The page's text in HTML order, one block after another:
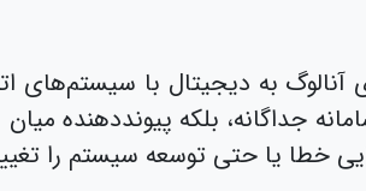
جداگانه، بلکه پیوند‌دهنده
خطا یا حتی توسعه سیستم را